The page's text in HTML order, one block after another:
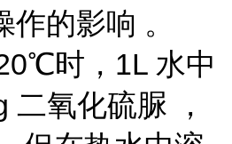
的影响 。
时，1L 水中
二氧化硫脲 ，